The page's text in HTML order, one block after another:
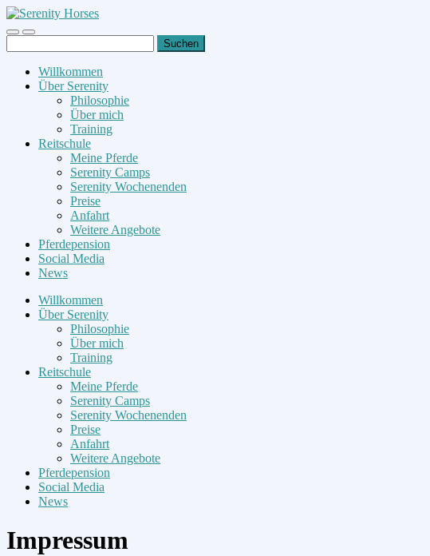
nach:
Willkommen
Über Serenity
Philosophie
Über mich
Training
Reitschule
Meine Pferde
Serenity Camps
Serenity Wochenenden
Preise
Anfahrt
Weitere Angebote
Pferdepension
Social Media
News
Willkommen
Über Serenity
Philosophie
Über mich
Training
Reitschule
Meine Pferde
Serenity Camps
Serenity Wochenenden
Preise
Anfahrt
Weitere Angebote
Pferdepension
Social Media
News
Impressum